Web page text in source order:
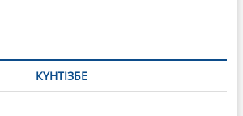
КҮНТІЗБЕ